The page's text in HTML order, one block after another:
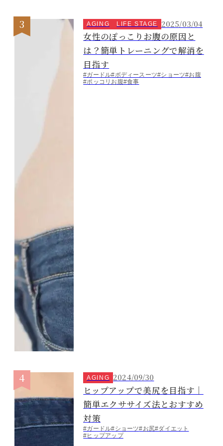
AGING LIFE STAGE 2025/03/04
女性のぽっこりお腹の原因と
は？簡単トレーニングで解消を
目指す
#ガードル#ボディースーツ#ショーツ#お腹
#ポッコリお腹#食事
AGING 2024/09/30
ヒップアップで美尻を目指す｜
簡単エクササイズ法とおすすめ
対策
#ガードル#ショーツ#お尻#ダイエット
#ヒップアップ